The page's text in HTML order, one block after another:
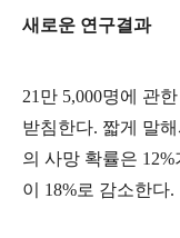
새로운 연구결과
21만 5,000명에 관
받침한다. 짧게 말
의 사망 확률은
이 18%로 감소한다.